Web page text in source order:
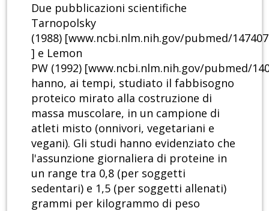
Due pubblicazioni scientifiche
Tarnopolsky
(1988) [www.ncbi.nlm.nih.gov/pubmed/
] e Lemon
PW (1992) [www.ncbi.nlm.nih.gov/pubmed/
hanno, ai tempi, studiato il fabbisogno
proteico mirato alla costruzione di
massa muscolare, in un campione di
atleti misto (onnivori, vegetariani e
vegani). Gli studi hanno evidenziato che
l'assunzione giornaliera di proteine in
un range tra 0,8 (per soggetti
sedentari) e 1,5 (per soggetti allenati)
grammi per kilogrammo di peso